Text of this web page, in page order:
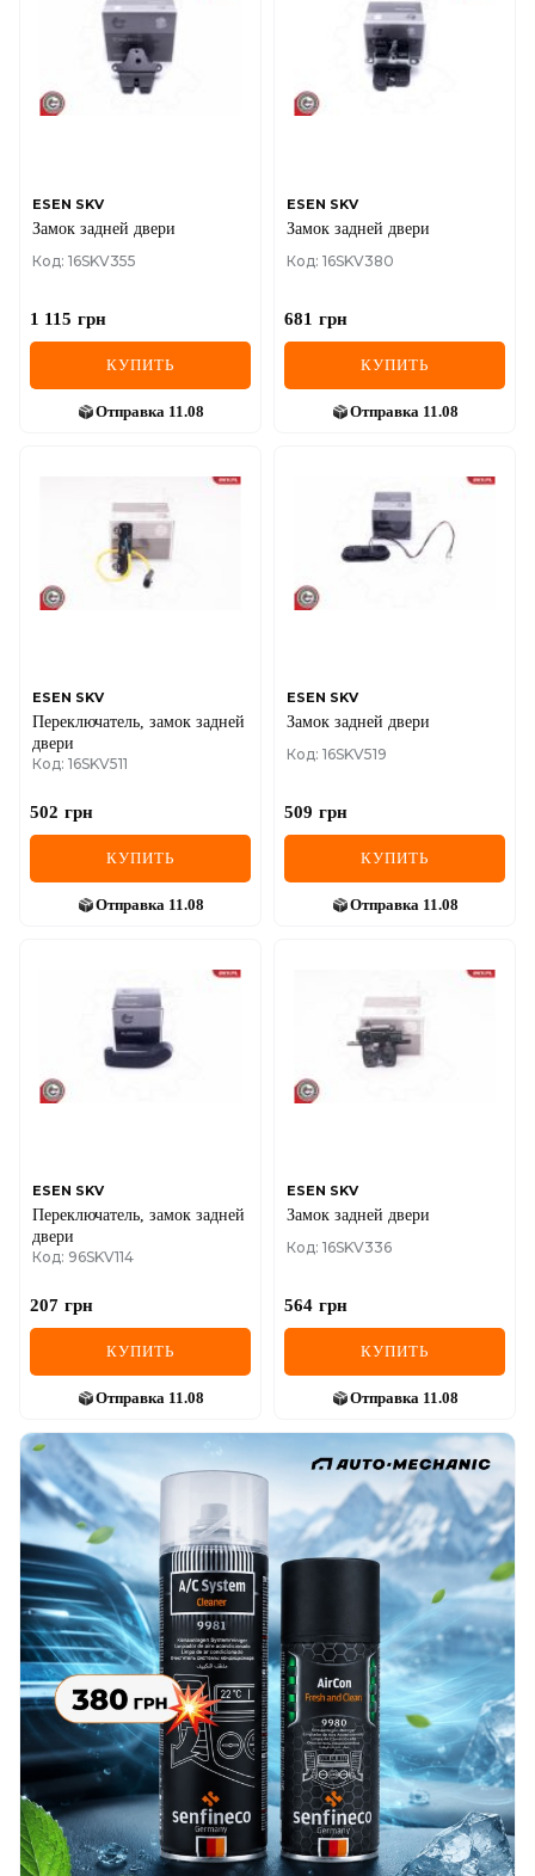
ESEN SKV
Замок задней двери
Код: 16SKV355
1 115 грн
КУПИТЬ
Отправка 11.08
ESEN SKV
Замок задней двери
Код: 16SKV380
681 грн
КУПИТЬ
Отправка 11.08
ESEN SKV
Переключатель, замок задней
двери
Код: 16SKV511
502 грн
КУПИТЬ
Отправка 11.08
ESEN SKV
Замок задней двери
Код: 16SKV519
509 грн
КУПИТЬ
Отправка 11.08
ESEN SKV
Переключатель, замок задней
двери
Код: 96SKV114
207 грн
КУПИТЬ
Отправка 11.08
ESEN SKV
Замок задней двери
Код: 16SKV336
564 грн
КУПИТЬ
Отправка 11.08